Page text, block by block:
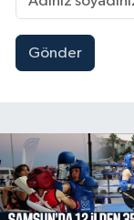
Gönder